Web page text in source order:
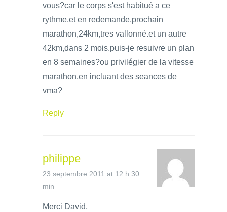
vous?car le corps s'est habitué a ce
rythme,et en redemande.prochain
marathon,24km,tres vallonné.et un autre
42km,dans 2 mois.puis-je resuivre un plan
en 8 semaines?ou privilégier de la vitesse
marathon,en incluant des seances de
vma?
Reply
philippe
23 septembre 2011 at 12 h 30
min
Merci David,